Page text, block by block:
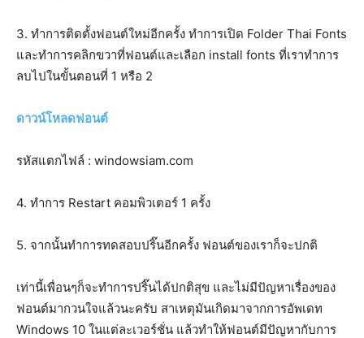
3. ทำการติดตั้งฟอนต์ใหม่อีกครั้ง ทำการเปิด Folder Thai Fonts
และทำการคลิกขวาที่ฟอนต์และเลือก install fonts ที่เราทำการ
ลบไปในขั้นตอนที่ 1 หรือ 2
ดาวน์โหลดฟอนต์
รหัสแตกไฟล์ : windowsiam.com
4. ทำการ Restart คอมพิวเตอร์ 1 ครั้ง
5. จากนั้นทำการทดสอบปริ๊นอีกครั้ง ฟอนต์ของเราก็จะปกติ
เท่านี้เพื่อนๆก็จะทำการปริ๊นได้ปกติสุข และไม่มีปัญหาเรื่องของ
ฟอนต์มากวนใจแล้วนะครับ สาเหตุมันเกิดมาจากการอัพเดท
Windows 10 ในแต่ละเวอร์ชั่น แล้วทำให้ฟอนต์มีปัญหากับการ